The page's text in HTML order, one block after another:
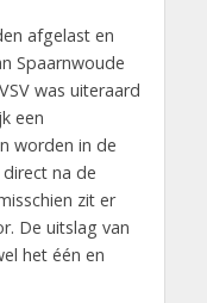
afgelast en
Spaarnwoude
was uiteraard
een
worden in de
na de
zit er
De uitslag van
het één en